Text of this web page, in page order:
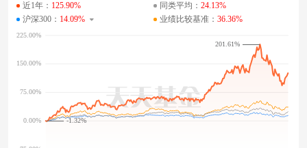
近1年： 125.90% 同类平均： 24.13%
沪深300： 14.09% 业绩比较基准： 36.36%
-1.32%
201.61%